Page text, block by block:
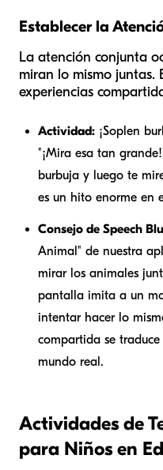
Establecer la
La atención conjunta
miran lo mismo juntas.
experiencias
Actividad: ¡Soplen
"¡Mira esa tan
burbuja y luego te
es un hito enorme en
Consejo de Speech
Animal" de nuestra
mirar los animales
pantalla imita a un
intentar hacer lo
compartida se
mundo real.
Actividades de
para Niños en